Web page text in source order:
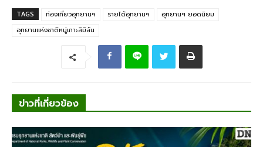
TAGS ท่องเที่ยวอุทยานฯ รายได้อุทยานฯ
อุทยานฯ ยอดนิยม
อุทยานแห่งชาติหมู่เกาะสิมิลัน
ข่าวที่เกี่ยวข้อง